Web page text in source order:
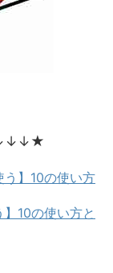
10の使い方と